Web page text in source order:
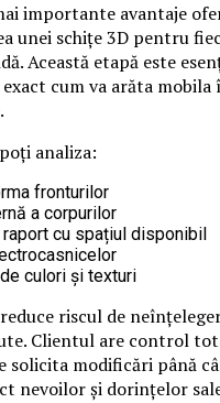
importante avantaje
unei schițe 3D pentru
Această etapă este
cum va arăta mobila
analiza:
fronturilor
a corpurilor
cu spațiul disponibil
culori și texturi
riscul de
Clientul are control
solicita modificări până
nevoilor și dorințelor